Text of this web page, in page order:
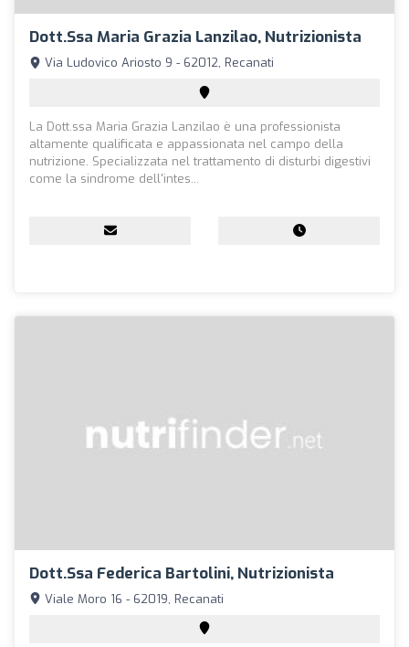
Dott.ssa Maria Grazia Lanzilao, Nutrizionista
Via Ludovico Ariosto 9 - 62012, Recanati
La Dott.ssa Maria Grazia Lanzilao è una professionista
altamente qualificata e appassionata nel campo della
nutrizione. Specializzata nel trattamento di disturbi digestivi
come la sindrome dell'intes...
Dott.ssa Federica Bartolini, Nutrizionista
Viale Moro 16 - 62019, Recanati